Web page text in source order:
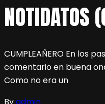
CUMPLEAÑERO En los
comentario en buena
Como no era un